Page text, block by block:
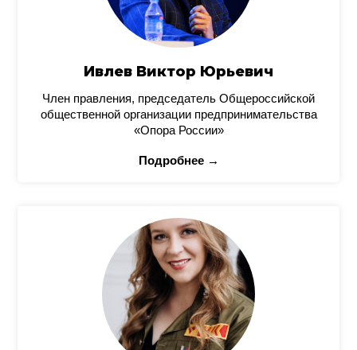
Ивлев Виктор Юрьевич
Член правления, председатель Общероссийской
общественной организации предпринимательства
«Опора России»
Подробнее →